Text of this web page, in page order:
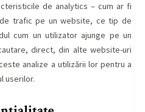
de analytics – cum ar fi
trafic pe un website, ce tip de
cum un utilizator ajunge pe un
direct, din alte website-uri
analize a utilizării lor pentru a
userilor.